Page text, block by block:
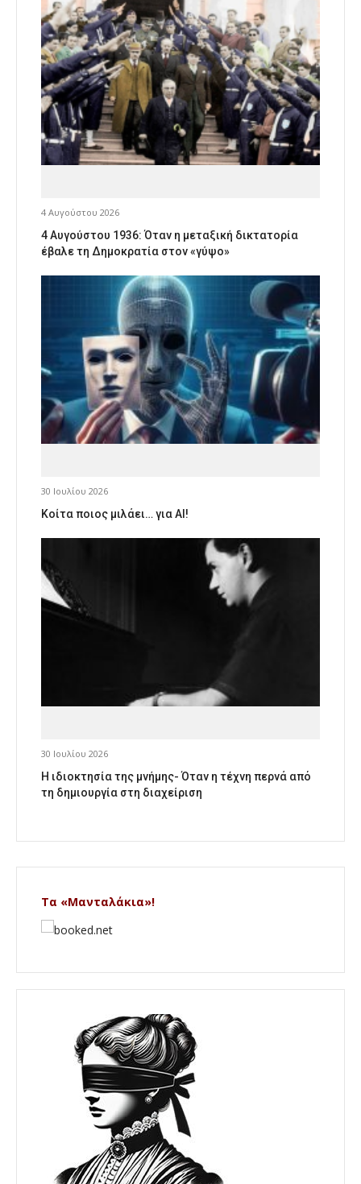
4 Αυγούστου 2026
4 Αυγούστου 1936: Όταν η μεταξική δικτατορία
έβαλε τη Δημοκρατία στον «γύψο»
30 Ιουλίου 2026
Κοίτα ποιος μιλάει… για AI!
30 Ιουλίου 2026
Η ιδιοκτησία της μνήμης- Όταν η τέχνη περνά από
τη δημιουργία στη διαχείριση
Τα «Μανταλάκια»!